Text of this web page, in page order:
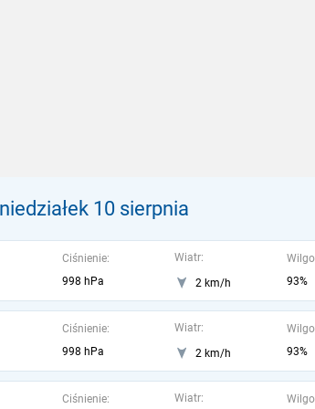
10 sierpnia
Ciśnienie:
998 hPa
Wiatr:
2 km/h
93%
Ciśnienie:
998 hPa
Wiatr:
2 km/h
93%
Ciśnienie: Wiatr: